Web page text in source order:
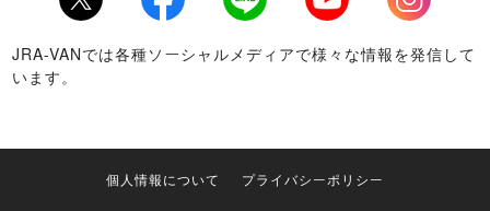
Twitter Facebook LINE Youtube
Instagram
JRA-VANでは各種ソーシャルメディアで様々な情報を発信して
います。
個人情報について
プライバシーポリシー